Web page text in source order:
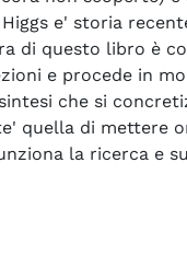
e' storia
questo libro è
e procede in
che si
di mettere
la ricerca e